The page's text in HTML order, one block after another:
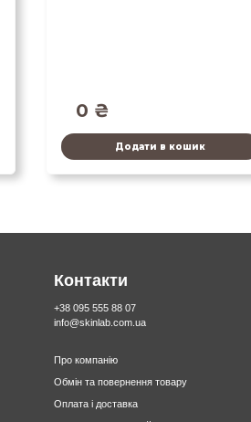
0 ₴
Додати в кошик
Контакти
+38 095 555 88 07
info@skinlab.com.ua
Про компанію
Обмін та повернення товару
Оплата і доставка